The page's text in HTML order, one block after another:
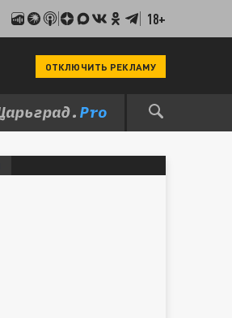
18+
ОТКЛЮЧИТЬ РЕКЛАМУ